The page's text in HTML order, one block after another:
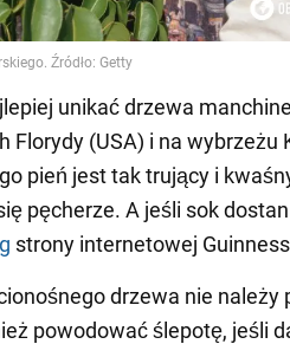
unikać drzewa
Florydy (USA) i na wybrzeżu
pień jest tak trujący i
pęcherze. A jeśli sok
strony internetowej
drzewa nie należy
powodować ślepotę, jeśli